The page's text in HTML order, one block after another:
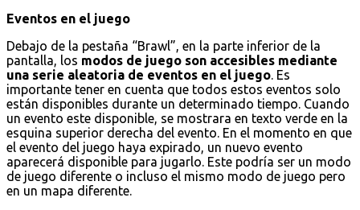
Eventos en el juego
Debajo de la pestaña “Brawl”, en la parte inferior de la
pantalla, los modos de juego son accesibles mediante
una serie aleatoria de eventos en el juego. Es
importante tener en cuenta que todos estos eventos solo
están disponibles durante un determinado tiempo. Cuando
un evento este disponible, se mostrara en texto verde en la
esquina superior derecha del evento. En el momento en que
el evento del juego haya expirado, un nuevo evento
aparecerá disponible para jugarlo. Este podría ser un modo
de juego diferente o incluso el mismo modo de juego pero
en un mapa diferente.